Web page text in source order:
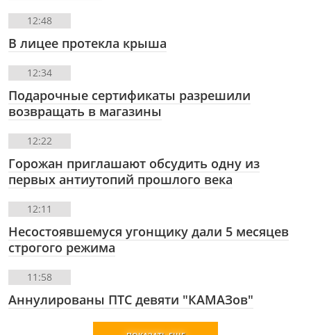
12:48
В лицее протекла крыша
12:34
Подарочные сертификаты разрешили
возвращать в магазины
12:22
Горожан приглашают обсудить одну из
первых антиутопий прошлого века
12:11
Несостоявшемуся угонщику дали 5 месяцев
строгого режима
11:58
Аннулированы ПТС девяти "КАМАЗов"